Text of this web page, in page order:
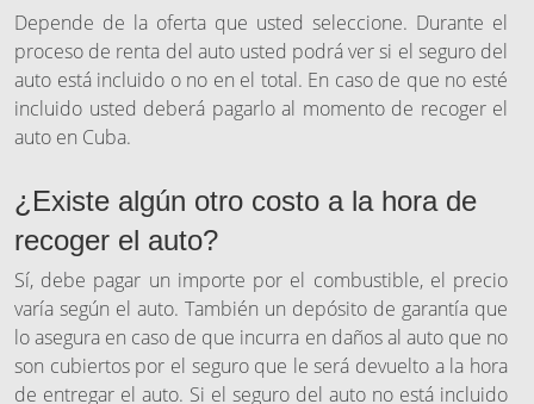
Depende de la oferta que usted seleccione. Durante el
proceso de renta del auto usted podrá ver si el seguro del
auto está incluido o no en el total. En caso de que no esté
incluido usted deberá pagarlo al momento de recoger el
auto en Cuba.
¿Existe algún otro costo a la hora de
recoger el auto?
Sí, debe pagar un importe por el combustible, el precio
varía según el auto. También un depósito de garantía que
lo asegura en caso de que incurra en daños al auto que no
son cubiertos por el seguro que le será devuelto a la hora
de entregar el auto. Si el seguro del auto no está incluido